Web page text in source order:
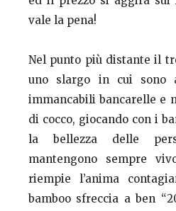
vale la pena!
Nel punto più distante il
uno slargo in cui sono
immancabili bancarelle e
di cocco, giocando con i
la bellezza delle
mantengono sempre
riempie l’anima
bamboo sfreccia a ben